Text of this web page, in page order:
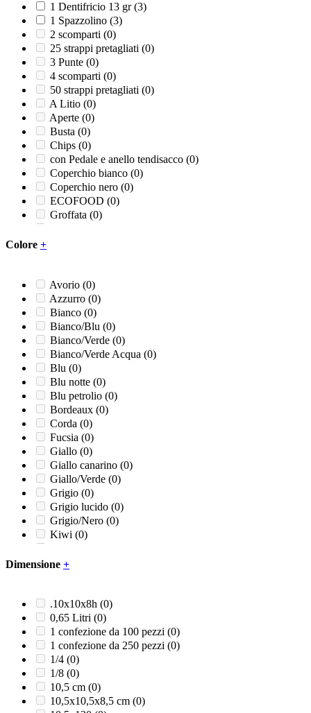
1 Dentifricio 13 gr(3)
1 Spazzolino (3)
2 scomparti (0)
25 strappi pretagliati (0)
3 Punte (0)
4 scomparti (0)
50 strappi pretagliati (0)
A Litio (0)
Aperte (0)
Busta (0)
Chips (0)
con Pedale e anello tendisacco (0)
Coperchio bianco (0)
Coperchio nero (0)
ECOFOOD (0)
Groffata (0)
Sapone liquido
Sapone schiuma
Unite(0)
Colore +
Avorio (0)
Azzurro (0)
Bianco (0)
Bianco/Blu (0)
Bianco/Verde (0)
Bianco/Verde Acqua (0)
Blu (0)
Blu notte (0)
Blu petrolio (0)
Bordeaux (0)
Corda (0)
Fucsia (0)
Giallo (0)
Giallo canarino (0)
Giallo/Verde (0)
Grigio (0)
Grigio lucido (0)
Grigio/Nero (0)
Kiwi (0)
Marrone
Nero opaco(0)
Panna(0)
Rosa confetto(0)
Rosso(0)
Rosso/Grigio/Nero
Rosso/Nero
Satinato (0)
Trasparente(0)
Dimensione +
.10x10x8h (0)
0,65 Litri (0)
1 confezione da 100 pezzi (0)
1 confezione da 250 pezzi (0)
1/4 (0)
1/8 (0)
10,5 cm (0)
10,5x10,5x8,5 cm (0)